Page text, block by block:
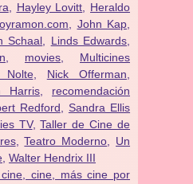
Hayley Lovitt
Heraldo
John Kap
Schaal Linds Edwards
movies
Multicines
Nolte Nick Offerman
Harris
recomendación
Redford
Sandra Ellis
TV,Taller de Cine de
,Teatro Moderno
Un
Walter Hendrix III
cine, más cine por